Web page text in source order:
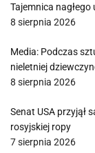
Tajemnica
8 sierpnia 2026
Media: Podczas
nieletniej
8 sierpnia 2026
Senat USA przyjął
rosyjskiej ropy
7 sierpnia 2026